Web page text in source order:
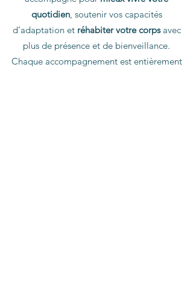
quotidien, soutenir vos capacités
d’adaptation et réhabiter votre corpsavec
plus de présence et de bienveillance.
Chaque accompagnement est entièrement